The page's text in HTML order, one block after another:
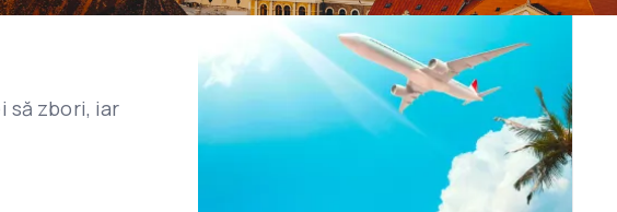
să zbori, iar